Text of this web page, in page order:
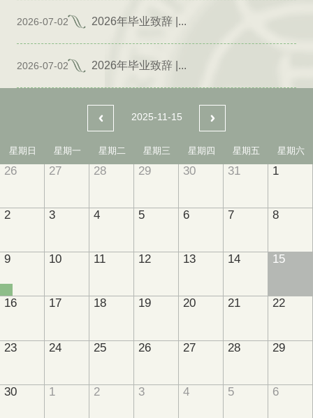
2026-07-02 2026年毕业致辞 |...
2026-07-02 2026年毕业致辞 |...
2025-11-15
星期日 星期一 星期二 星期三 星期四 星期五 星期六
26 27 28 29 30 31 1
2 3 4 5 6 7 8
9 10 11 12 13 14 15
16 17 18 19 20 21 22
23 24 25 26 27 28 29
30 1 2 3 4 5 6